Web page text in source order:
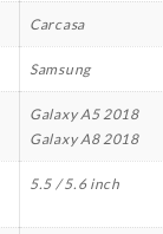
Carcasa
Samsung
Galaxy A5 2018
Galaxy A8 2018
5.5 / 5.6 inch